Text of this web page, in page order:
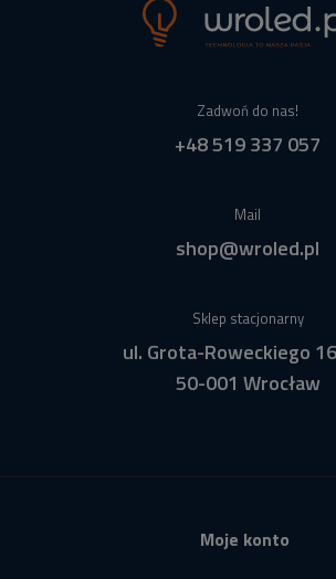
Zadwoń do nas!
+48 519 337 057
Mail
shop@wroled.pl
Sklep stacjonarny
ul. Grota-Roweckiego
50-001 Wrocław
Moje konto